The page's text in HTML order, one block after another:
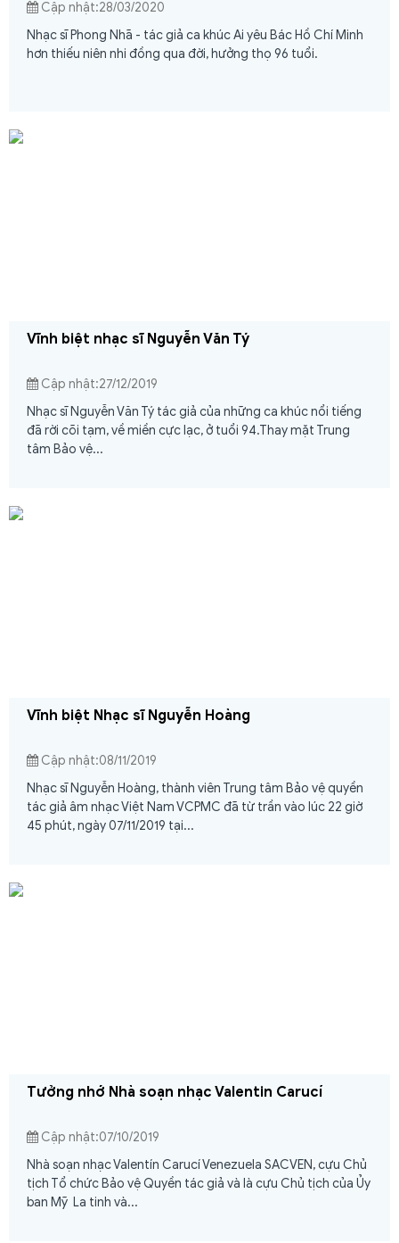
Cập nhật:28/03/2020
Nhạc sĩ Phong Nhã - tác giả ca khúc Ai yêu Bác Hồ Chí Minh
hơn thiếu niên nhi đồng qua đời, hưởng thọ 96 tuổi.
Vĩnh biệt nhạc sĩ Nguyễn Văn Tý
Cập nhật:27/12/2019
Nhạc sĩ Nguyễn Văn Tý tác giả của những ca khúc nổi tiếng
đã rời cõi tạm, về miền cực lạc, ở tuổi 94. ​​​​​​​Thay mặt Trung
tâm Bảo vệ...
Vĩnh biệt Nhạc sĩ Nguyễn Hoàng
Cập nhật:08/11/2019
Nhạc sĩ Nguyễn Hoàng, thành viên Trung tâm Bảo vệ quyền
tác giả âm nhạc Việt Nam VCPMC đã từ trần vào lúc 22 giờ
45 phút, ngày 07/11/2019 tại...
Tưởng nhớ Nhà soạn nhạc Valentin Carucí
Cập nhật:07/10/2019
Nhà soạn nhạc Valentín Carucí Venezuela SACVEN, cựu Chủ
tịch Tổ chức Bảo vệ Quyền tác giả và là cựu Chủ tịch của Ủy
ban Mỹ La tinh và...